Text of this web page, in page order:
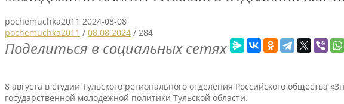
pochemuchka2011 2024-08-08
pochemuchka2011 / 08.08.2024 / 284
Поделиться в социальных сетях
8 августа в студии Тульского регионального отделения Российского
государственной молодежной политики Тульской области.